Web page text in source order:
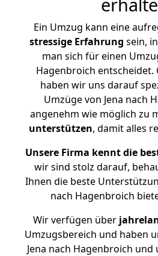
Ein Umzug kann eine
stressige Erfahrung sein,
man sich für einen
Hagenbroich entscheidet.
haben wir uns darauf
Umzüge von Jena nach
angenehm wie möglich zu
unterstützen, damit alles
Unsere Firma kennt die
wir sind stolz darauf,
Ihnen die beste
nach Hagenbroich
Wir verfügen über
Umzugsbereich und haben
Jena nach Hagenbroich